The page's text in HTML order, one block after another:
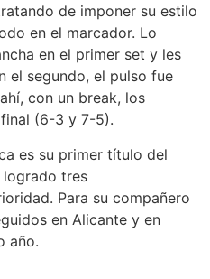
de imponer su estilo
en el marcador. Lo
en el primer set y les
el segundo, el pulso fue
con un break, los
(6-3 y 7-5).
es su primer título del
logrado tres
Para su compañero
en Alicante y en
año.